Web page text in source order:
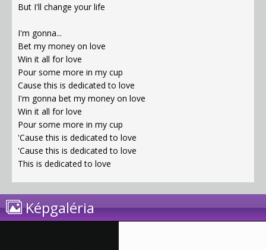
But I'll change your life
I'm gonna...
Bet my money on love
Win it all for love
Pour some more in my cup
Cause this is dedicated to love
I'm gonna bet my money on love
Win it all for love
Pour some more in my cup
'Cause this is dedicated to love
'Cause this is dedicated to love
This is dedicated to love
Képgaléria